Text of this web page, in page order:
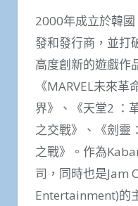
2000年成立於韓
發和發行商，並打
高度創新的遊戲作
《MARVEL未來
界》、《天堂2 ：
之交戰》、《劍靈
之戰》。作為
司，同時也是Jam
Entertainment)的